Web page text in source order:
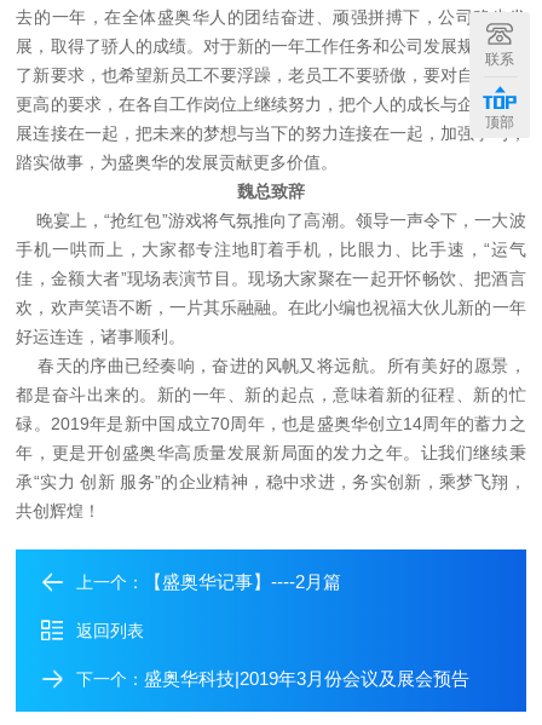
去的一年，在全体盛奥华人的团结奋进、顽强拼搏下，公司稳步发
展，取得了骄人的成绩。对于新的一年工作任务和公司发展规划提出
了新要求，也希望新员工不要浮躁，老员工不要骄傲，要对自己提出
更高的要求，在各自工作岗位上继续努力，把个人的成长与企业的发
展连接在一起，把未来的梦想与当下的努力连接在一起，加强学习，
踏实做事，为盛奥华的发展贡献更多价值。
魏总致辞
晚宴上，“抢红包”游戏将气氛推向了高潮。领导一声令下，一大波
手机一哄而上，大家都专注地盯着手机，比眼力、比手速，“运气
佳，金额大者”现场表演节目。现场大家聚在一起开怀畅饮、把酒言
欢，欢声笑语不断，一片其乐融融。在此小编也祝福大伙儿新的一年
好运连连，诸事顺利。
春天的序曲已经奏响，奋进的风帆又将远航。所有美好的愿景，
都是奋斗出来的。新的一年、新的起点，意味着新的征程、新的忙
碌。2019年是新中国成立70周年，也是盛奥华创立14周年的蓄力之
年，更是开创盛奥华高质量发展新局面的发力之年。让我们继续秉
承“实力 创新 服务”的企业精神，稳中求进，务实创新，乘梦飞翔，
共创辉煌！
上一个： 【盛奥华记事】----2月篇
返回列表
下一个：盛奥华科技|2019年3月份会议及展会预告
联系
顶部